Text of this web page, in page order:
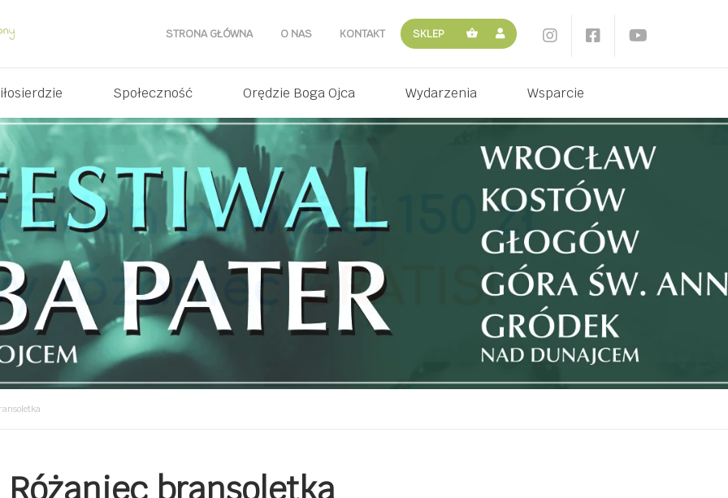
STRONA GŁÓWNA O NAS KONTAKT SKLEP
Społeczność Orędzie Boga Ojca Wydarzenia Wsparcie